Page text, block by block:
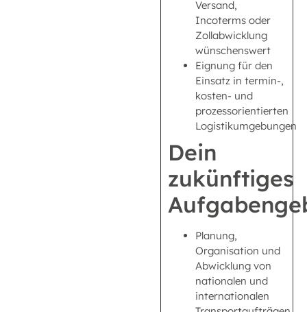
Versand,
Incoterms oder
Zollabwicklung
wünschenswert
Eignung für den
Einsatz in termin-,
kosten- und
prozessorientierten
Logistikumgebungen
Dein
zukünftiges
Planung,
Organisation und
Abwicklung von
nationalen und
internationalen